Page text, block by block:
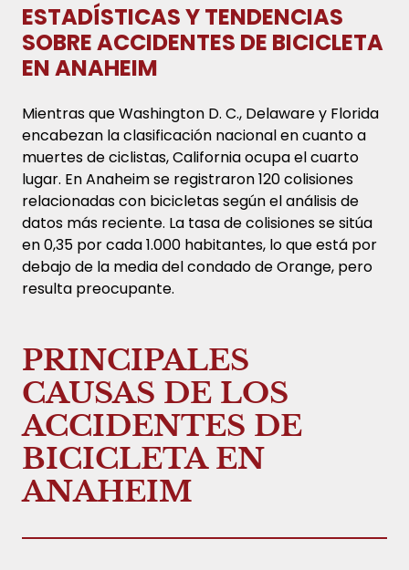
ESTADÍSTICAS Y TENDENCIAS
SOBRE ACCIDENTES DE BICICLETA
EN ANAHEIM
Mientras que Washington D. C., Delaware y Florida
encabezan la clasificación nacional en cuanto a
muertes de ciclistas, California ocupa el cuarto
lugar. En Anaheim se registraron 120 colisiones
relacionadas con bicicletas según el análisis de
datos más reciente. La tasa de colisiones se sitúa
en 0,35 por cada 1.000 habitantes, lo que está por
debajo de la media del condado de Orange, pero
resulta preocupante.
PRINCIPALES
CAUSAS DE LOS
ACCIDENTES DE
BICICLETA EN
ANAHEIM